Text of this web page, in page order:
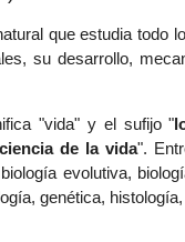
que estudia todo
su desarrollo,
"vida" y el sufijo "
de la vida".
evolutiva,
genética,